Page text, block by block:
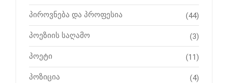
პიროვნება და პროფესია (44)
პოეზიის საღამო (3)
პოეტი (11)
პოზიცია (4)